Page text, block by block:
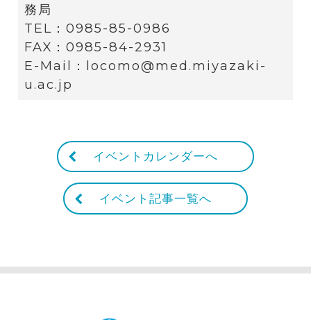
務局
TEL：0985-85-0986
FAX：0985-84-2931
E-Mail：locomo@med.miyazaki-
u.ac.jp
イベントカレンダーへ
イベント記事一覧へ